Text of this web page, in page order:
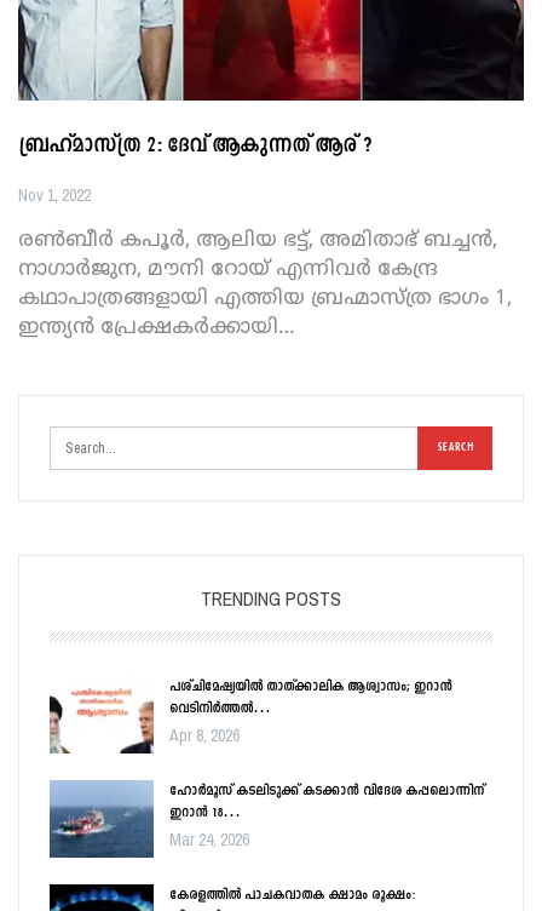
ബ്രഹ്മാസ്ത്ര 2: ദേവ് ആകുന്നത് ആര് ?
Nov 1, 2022
രൺബീർ കപൂർ, ആലിയ ഭട്ട്, അമിതാഭ് ബച്ചൻ,
നാഗാർജുന, മൗനി റോയ് എന്നിവർ കേന്ദ്ര
കഥാപാത്രങ്ങളായി എത്തിയ ബ്രഹ്മാസ്ത്ര ഭാഗം 1,
ഇന്ത്യൻ പ്രേക്ഷകർക്കായി…
TRENDING POSTS
പശ്ചിമേഷ്യയിൽ താത്ക്കാലിക ആശ്വാസം; ഇറാൻ
വെടിനിർത്തൽ…
Apr 8, 2026
ഹോർമൂസ് കടലിടുക്ക് കടക്കാൻ വിദേശ കപ്പലൊന്നിന്
ഇറാൻ 18…
Mar 24, 2026
കേരളത്തിൽ പാചകവാതക ക്ഷാമം രൂക്ഷം: